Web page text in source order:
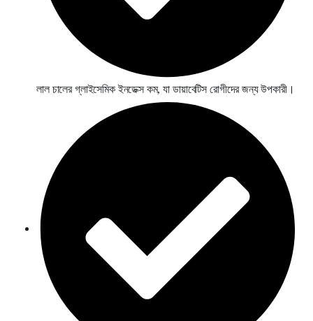
লাল চালের গ্লাইসেমিক ইনডেক্স কম, যা ডায়াবেটিস রোগীদের জন্য উপকারী।